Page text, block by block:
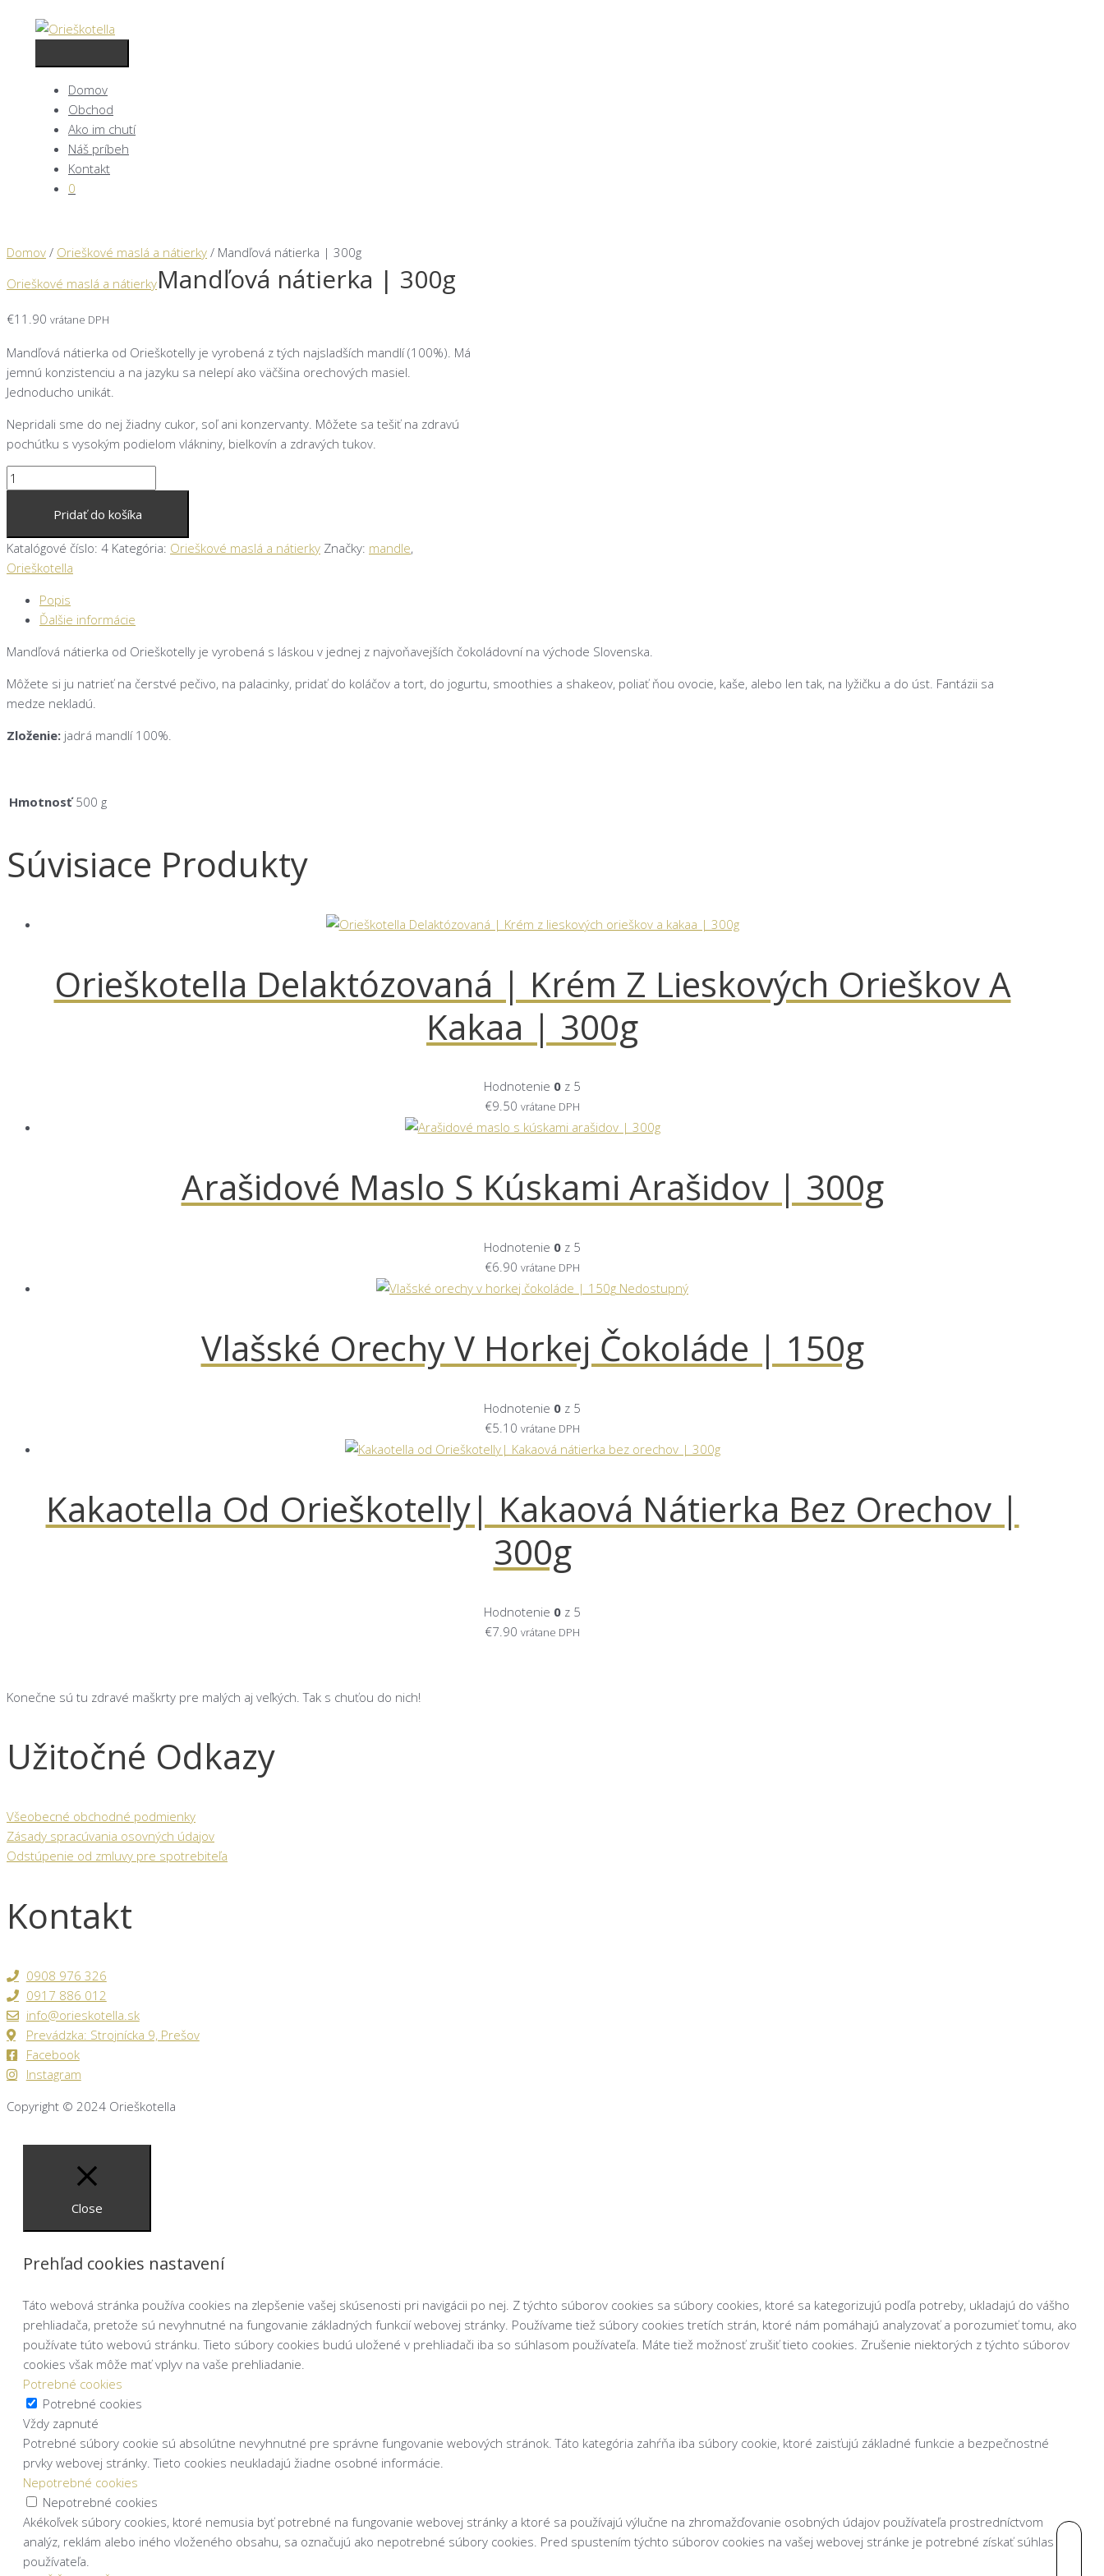
Preskočiť
Hlavné
Domov
Obchod
Ako im chutí
Náš príbeh
Kontakt
0
Domov / Orieškové maslá a nátierky / Mandľová nátierka | 300g
Orieškové maslá a nátierkyMandľová nátierka | 300g
€11.90 vrátane DPH
Mandľová nátierka od Orieškotelly je vyrobená z tých najsladších mandlí (100%). Má
jemnú konzistenciu a na jazyku sa nelepí ako väčšina orechových masiel.
Jednoducho unikát.
Nepridali sme do nej žiadny cukor, soľ ani konzervanty. Môžete sa tešiť na zdravú
pochúťku s vysokým podielom vlákniny, bielkovín a zdravých tukov.
množstvo
Mandľová
|
300g
Pridať do košíka
Katalógové číslo: 4 Kategória: Orieškové maslá a nátierky Značky: mandle,
Orieškotella
Popis
Ďalšie informácie
Mandľová nátierka od Orieškotelly je vyrobená s láskou v jednej z najvoňavejších čokoládovní na východe Slovenska.
Môžete si ju natrieť na čerstvé pečivo, na palacinky, pridať do koláčov a tort, do jogurtu, smoothies a shakeov, poliať ňou ovocie, kaše, alebo len tak, na lyžičku a do úst. Fantázii sa
medze nekladú.
Zloženie: jadrá mandlí 100%.
Hmotnosť 500 g
Súvisiace Produkty
Orieškotella Delaktózovaná | Krém Z Lieskových Orieškov A
Kakaa | 300g
Hodnotenie 0 z 5
€9.50 vrátane DPH
Arašidové Maslo S Kúskami Arašidov | 300g
Hodnotenie 0 z 5
€6.90 vrátane DPH
Nedostupný
Vlašské Orechy V Horkej Čokoláde | 150g
Hodnotenie 0 z 5
€5.10 vrátane DPH
Kakaotella Od Orieškotelly| Kakaová Nátierka Bez Orechov |
300g
Hodnotenie 0 z 5
€7.90 vrátane DPH
Konečne sú tu zdravé maškrty pre malých aj veľkých. Tak s chuťou do nich!
Užitočné Odkazy
Všeobecné obchodné podmienky
Zásady spracúvania osovných údajov
Odstúpenie od zmluvy pre spotrebiteľa
Kontakt
0908 976 326
0917 886 012
info@orieskotella.sk
Prevádzka: Strojnícka 9, Prešov
Facebook
Instagram
Copyright © 2024 Orieškotella
Close
Prehľad cookies nastavení
Táto webová stránka používa cookies na zlepšenie vašej skúsenosti pri navigácii po nej. Z týchto súborov cookies sa súbory cookies, ktoré sa kategorizujú podľa potreby, ukladajú do vášho
prehliadača, pretože sú nevyhnutné na fungovanie základných funkcií webovej stránky. Používame tiež súbory cookies tretích strán, ktoré nám pomáhajú analyzovať a porozumieť tomu, ako
používate túto webovú stránku. Tieto súbory cookies budú uložené v prehliadači iba so súhlasom používateľa. Máte tiež možnosť zrušiť tieto cookies. Zrušenie niektorých z týchto súborov
cookies však môže mať vplyv na vaše prehliadanie.
Potrebné cookies
Potrebné cookies
Vždy zapnuté
Potrebné súbory cookie sú absolútne nevyhnutné pre správne fungovanie webových stránok. Táto kategória zahŕňa iba súbory cookie, ktoré zaisťujú základné funkcie a bezpečnostné
prvky webovej stránky. Tieto cookies neukladajú žiadne osobné informácie.
Nepotrebné cookies
Nepotrebné cookies
Akékoľvek súbory cookies, ktoré nemusia byť potrebné na fungovanie webovej stránky a ktoré sa používajú výlučne na zhromažďovanie osobných údajov používateľa prostredníctvom
analýz, reklám alebo iného vloženého obsahu, sa označujú ako nepotrebné súbory cookies. Pred spustením týchto súborov cookies na vašej webovej stránke je potrebné získať súhlas
používateľa.